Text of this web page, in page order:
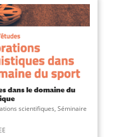
dans le domaine du
scientifiques, Séminaire